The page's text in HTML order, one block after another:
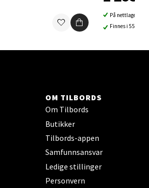
På nettlager
Finnes i 55
OM TILBORDS
Om Tilbords
Butikker
Tilbords-appen
Samfunnsansvar
Ledige stillinger
Personvern
Velg
Sortland Storsenter
Sortland